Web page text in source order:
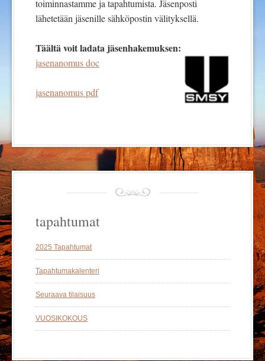
toiminnastamme ja tapahtumista. Jäsenposti
lähetetään jäsenille sähköpostin välityksellä.
Täältä voit ladata jäsenhakemuksen:
jasenanomus doc
jasenanomus pdf
tapahtumat
2025 Tapahtumat
Tapahtumakalenteri
Seuraava tilaisuus
VUOSIKOKOUS